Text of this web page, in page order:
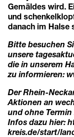
Gemäldes wird.
und
danach im Halse
Bitte besuchen
unsere
die in unserem
zu informieren:
Der Rhein-
Aktionen an
und ohne
Infos dazu hier:
kreis.de/start/